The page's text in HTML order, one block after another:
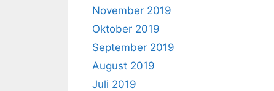
November 2019
Oktober 2019
September 2019
August 2019
Juli 2019